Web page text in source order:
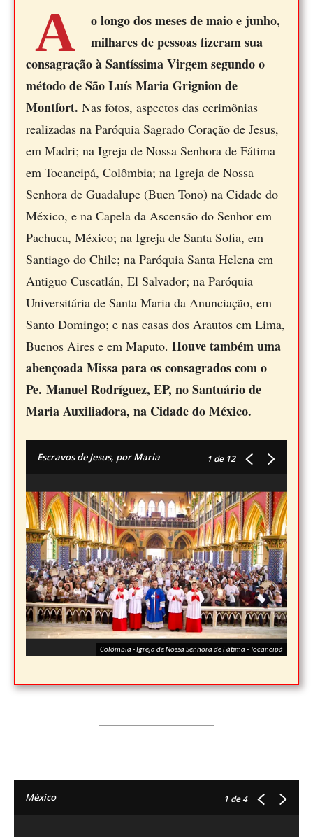
A
o longo dos meses de maio e junho,
milhares de pessoas fizeram sua
consagração à Santíssima Virgem segundo o
método de São Luís Maria Grignion de
Montfort. Nas fotos, aspectos das cerimônias
realizadas na Paróquia Sagrado Coração de Jesus,
em Madri; na Igreja de Nossa Senhora de Fátima
em Tocancipá, Colômbia; na Igreja de Nossa
Senhora de Guadalupe (Buen Tono) na Cidade do
México, e na Capela da Ascensão do Senhor em
Pachuca, México; na Igreja de Santa Sofia, em
Santiago do Chile; na Paróquia Santa Helena em
Antiguo Cuscatlán, El Salvador; na Paróquia
Universitária de Santa Maria da Anunciação, em
Santo Domingo; e nas casas dos Arautos em Lima,
Buenos Aires e em Maputo. Houve também uma
abençoada Missa para os consagrados com o
Pe. Manuel Rodríguez, EP, no Santuário de
Maria Auxiliadora, na Cidade do México.
Escravos de Jesus, por Maria 1 de 12
Colômbia - Igreja de Nossa Senhora de Fátima - Tocancipá
México 1 de 4